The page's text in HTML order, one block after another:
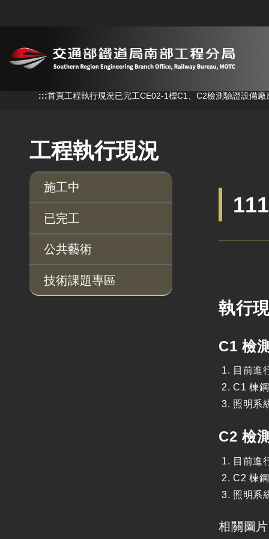
:::首頁工程執行現況已完工CE02-1標C1、C2檢測驗證設備廠
工程執行現況
施工中
已完工
公共藝術
技術課題專區
執行
C1 檢
目前進
C1 棟
照明系
C2 檢
目前進
C2 棟
照明系
相關圖片